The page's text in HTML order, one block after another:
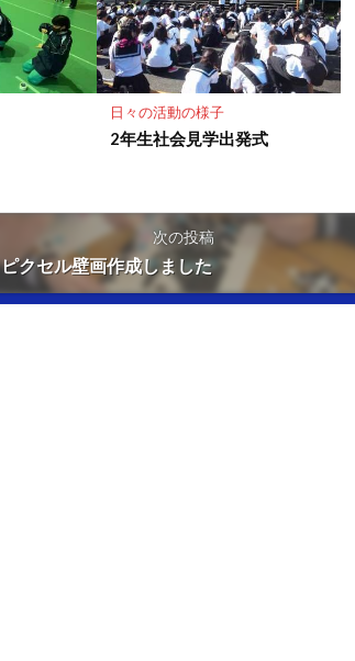
日々の活動の様子
2年生社会見学出発式
次の投稿
ピクセル壁画作成しました